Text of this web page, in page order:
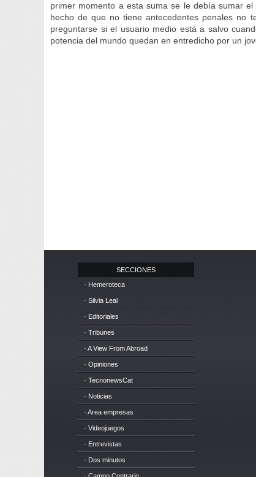
primer momento a esta suma se le debía sumar
hecho de que no tiene antecedentes penales no
preguntarse si el usuario medio está a salvo
potencia del mundo quedan en entredicho por un
SECCIONES
· Hemeroteca
· Silvia Leal
· Editoriales
· Tribunes
· A View From Abroad
· Opiniones
· TecnonewsCat
· Noticias
· Area empresas
· Videojuegos
· Entrevistas
· Dos minutos